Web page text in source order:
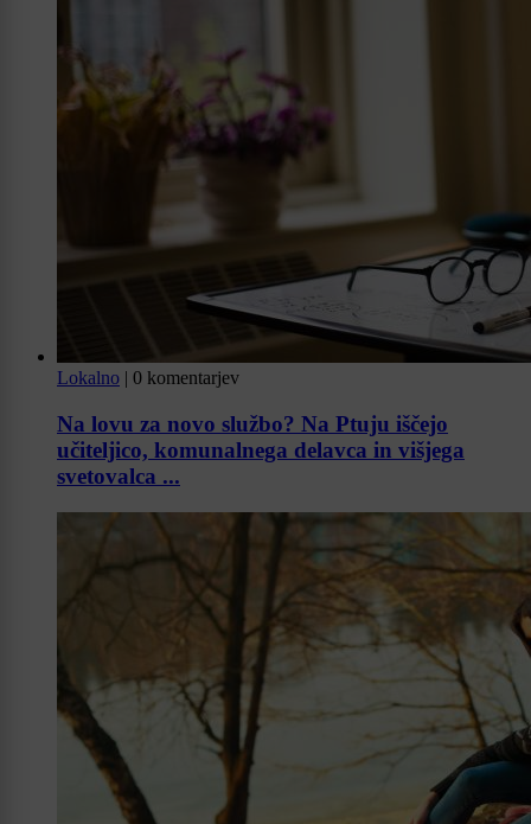
Lokalno | 0 komentarjev
Na lovu za novo službo? Na Ptuju iščejo
učiteljico, komunalnega delavca in višjega
svetovalca ...